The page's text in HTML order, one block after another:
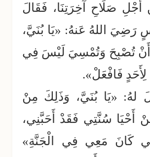
أَجْلِ صَلَاحِ آخِرَتِنَا، فَقَالَ
رَضِيَ اللهُ عَنهُ: «يَا بُنَيَّ،
تُصْبِحَ وَتُمْسِيَ لَيْسَ فِي
فَافْعَلْ».
لهُ: «يَا بُنَيَّ، وَذَلِكَ مِنْ
أَحْيَا سُنَّتِي فَقَدْ أَحَبَّنِي،
كَانَ مَعِي فِي الْجَنَّةِ»